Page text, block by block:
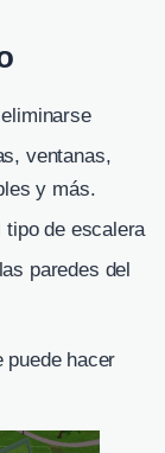
ventanas,
y más.
tipo de escalera
paredes del
puede hacer